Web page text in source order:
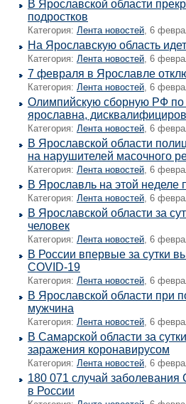
В Ярославской области
подростков
Категория: Лента новостей, 6
На Ярославскую область
Категория: Лента новостей, 6
7 февраля в Ярославле
Категория: Лента новостей, 6
Олимпийскую сборную РФ по
ярославна,
Категория: Лента новостей, 6
В Ярославской области
на нарушителей масочного
Категория: Лента новостей, 6
В Ярославль на этой неделе
Категория: Лента новостей, 6
В Ярославской области за
человек
Категория: Лента новостей, 6
В России впервые за сутки
COVID-19
Категория: Лента новостей, 6
В Ярославской области при
мужчина
Категория: Лента новостей, 6
В Самарской области за
заражения коронавирусом
Категория: Лента новостей, 6
180 071 случай заболевания
в России